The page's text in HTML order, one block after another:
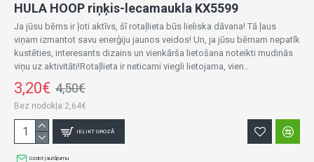
HULA HOOP riņķis-lecamaukla KX5599
Ja jūsu bērns ir ļoti aktīvs, šī rotaļlieta būs lieliska dāvana! Tā ļaus
viņam izmantot savu enerģiju jaunos veidos! Un, ja jūsu bērnam nepatīk
kustēties, interesants dizains un vienkārša lietošana noteikti mudinās
viņu uz aktivitāti!Rotaļlieta ir neticami viegli lietojama, vien..
3,20€ 4,50€
Bez nodokļa:2,64€
IELIKT GROZĀ
Uzdot jautājumu